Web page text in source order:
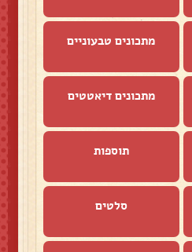
מתכונים טבעוניים
מתכונים דיאטטים
תוספות
סלטים